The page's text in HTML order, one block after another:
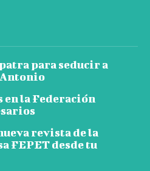
para seducir a
la Federación
revista de la
FEPET desde tu